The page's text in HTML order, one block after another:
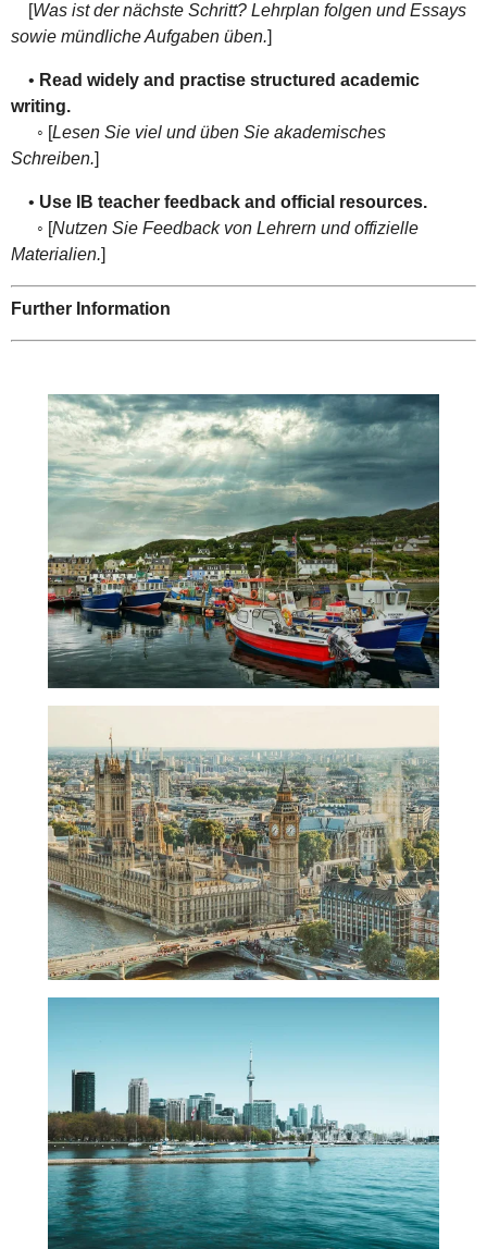
[Was ist der nächste Schritt? Lehrplan folgen und Essays
sowie mündliche Aufgaben üben.]
• Read widely and practise structured academic
writing.
◦ [Lesen Sie viel und üben Sie akademisches
Schreiben.]
• Use IB teacher feedback and official resources.
◦ [Nutzen Sie Feedback von Lehrern und offizielle
Materialien.]
Further Information